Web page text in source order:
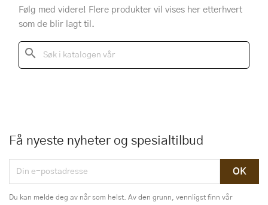
Følg med videre! Flere produkter vil vises her etterhvert
som de blir lagt til.
search
Få nyeste nyheter og spesialtilbud
Du kan melde deg av når som helst. Av den grunn, vennligst finn vår